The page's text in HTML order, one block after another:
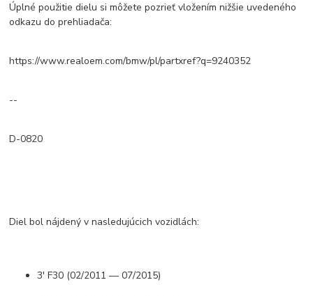
Úplné použitie dielu si môžete pozrieť vložením nižšie uvedeného
odkazu do prehliadača:
https://www.realoem.com/bmw/pl/partxref?q=9240352
--
D-0820
Diel bol nájdený v nasledujúcich vozidlách:
3' F30 (02/2011 — 07/2015)